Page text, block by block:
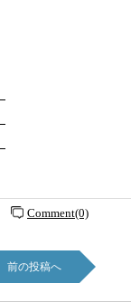
Comment(0)
前の投稿へ